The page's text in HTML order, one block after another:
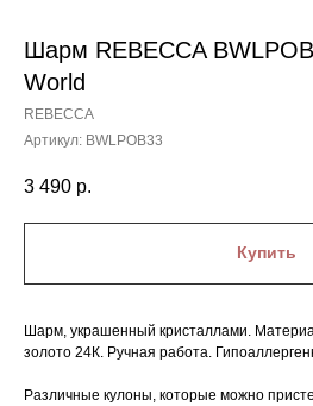
Шарм REBECCA
World
REBECCA
Артикул: BWLPOB33
3 490 р.
Купить
Шарм, украшенный кристаллами.
золото 24К. Ручная работа.
Различные кулоны, которые можно